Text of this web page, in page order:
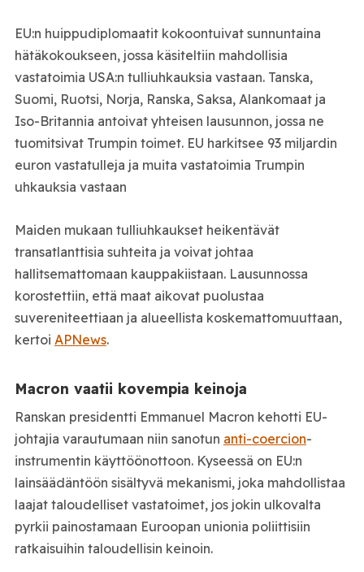
EU:n huippudiplomaatit kokoontuivat sunnuntaina
hätäkokoukseen, jossa käsiteltiin mahdollisia
vastatoimia USA:n tulliuhkauksia vastaan. Tanska,
Suomi, Ruotsi, Norja, Ranska, Saksa, Alankomaat ja
Iso-Britannia antoivat yhteisen lausunnon, jossa ne
tuomitsivat Trumpin toimet. EU harkitsee 93 miljardin
euron vastatulleja ja muita vastatoimia Trumpin
uhkauksia vastaan
Maiden mukaan tulliuhkaukset heikentävät
transatlanttisia suhteita ja voivat johtaa
hallitsemattomaan kauppakiistaan. Lausunnossa
korostettiin, että maat aikovat puolustaa
suvereniteettiaan ja alueellista koskemattomuuttaan,
kertoi APNews.
Macron vaatii kovempia keinoja
Ranskan presidentti Emmanuel Macron kehotti EU-
johtajia varautumaan niin sanotun anti-coercion-
instrumentin käyttöönottoon. Kyseessä on EU:n
lainsäädäntöön sisältyvä mekanismi, joka mahdollistaa
laajat taloudelliset vastatoimet, jos jokin ulkovalta
pyrkii painostamaan Euroopan unionia poliittisiin
ratkaisuihin taloudellisin keinoin.